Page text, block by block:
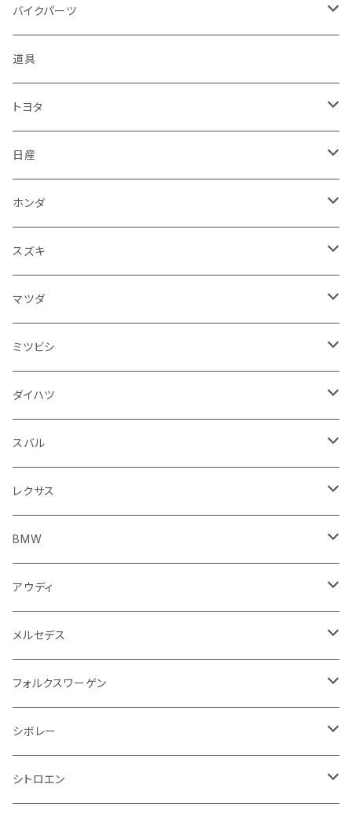
ハーレーダビッドソン - Harley-Davidson
KTM
ダイハツ
スバル
レクサス
アウディ
BMW
メルセデス・ベンツ
フォルクスワーゲン
ジープ
ボルボ
ジャガー
プジョー
ランドローバー
ルノー
キャデラック
アストンマーティン
シボレー
フォード
ミツビシ
ダイハツ
スバル
レクサス
アウディ
BMW
メルセデス・ベンツ
フォルクスワーゲン
ジープ
ボルボ
ジャガー
キャデラック
シボレー
シトロエン
アルファロメオ
ランドローバー
フィアット
ホンダ
スズキ
マツダ
ミツビシ
ダイハツ
スバル
アルファロメオ
アストンマーティン
アウディ
ベントレー
BMW
キャデラック
シボレー
クライスラー
シトロエン
フィアット
ヒュンダイ
ルーフ
ピラー
バンパー
フェンダー
サイドミラー
フロントガラス
リアバンパー
バックドアガラス
トランクリッド
ダッシュボード
センタークラスター
グローブボックス
シフトレバー
センターコンソール
ステアリングホイール
ステアリング
パワーステアリング系
エンジン
エンジンVベルト
ラジエーター
ホンダ
ヤマハ
スズキ
カワサキ
ハーレーダビッドソン
BMW
トライアンフ
ドゥカティ
モトグッツイ
アプリリア
KTM
プジョー
ハスクバーナ
ロイヤルエンフィールド
キムコ
SYM
収納用品
バイクパーツ
排気系
マフラー
サイレンサー
外装
シートカバー
燃料タンクキャップ
ハンドル系
ハンドル
ホーン
ブレーキ
ブレーキパッド
ブレーキ・クラッチレバー
エンジン
オルタネーター
オイルフィルター
電装系
スピードメーター
ウインカー
足回り
サスペンション
ホイール
駆動系
クラッチ
クラッチホース
フレーム
ライト系
タンク系
キャブレター
その他
アクセルブレーキペダル
オイルクーラー
ケーブル系
吸気系
ラジエーター
ミラー
道具
トヨタ
フロアマット
室内アクセサリー
収納ケース
ダッシュボード
ワイパー
ライト系
フォグランプ
ステアリング系
シートカバー
外装系
タイヤ回り系
エンジン回り
ミラー
サイドミラー
トランクマット
タンドラ
日産
フロアマット
電装系
ウインカー
トランクマット
ホンダ
フロアマット
運転席周り
トランクマット
フェンダー周り
フロントガラス回り
サイドミラー
ライト系
エンジン系部品
スポイラー
ワイパー系
バンパー
外装系
スズキ
フロアマット
フロントガラス回り
ウォッシャージェット
フェンダー周り
運転席周り
アームレスト
バイク 排気系
マフラー
サイドミラー
バイク ハンドル系
エンジン系
エンジンカバー
足回り系
サスペンション
マツダ
フロアマット
ボンネット回り
フェンダー周り
フロントガラス回り
リアガラス回り
ライト系
インパネ周り
その他
トランクマット
足回り
ミツビシ
フロアマット
キーホルダー
フロントガラス回り
ワイパー
足回り系
フェンダー
バンパー
ライト系
ヘッドライト
トランクマット
運転席周り
アームレスト
ダイハツ
フロアマット
フロントガラス回り
ワイパー
運転席周り
足回り
サスペンション
スバル
フロアマット
フロントガラス回り
ワイパー
その他
足回り系
フェンダー
レクサス
フロアマット
トランクマット
シートカバー
BMW
フロアマット
オーディオ系
サイドミラー
ハンドル系
その他
アウディ
フロアマット
プラグ系
イグニッションコイル
ブレーキ系
アンチロックブレーキ
運転席周り
メルセデス
フロアマット
リアバンパー
その他
フォルクスワーゲン
フロアマット
プラグ系
シボレー
フロアマット
シトロエン